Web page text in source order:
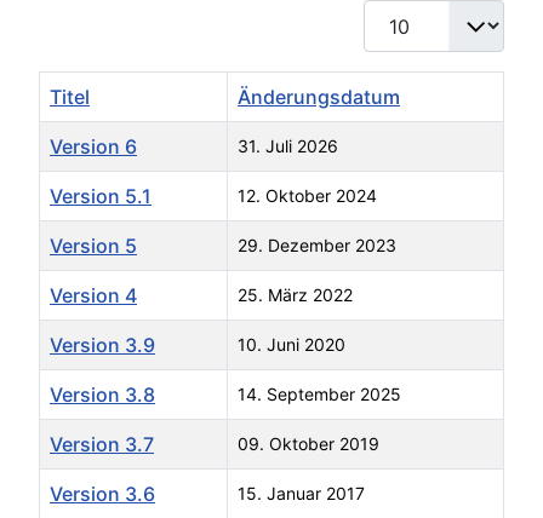
Anzeige #
Titel Änderungsdatum
Version 6 31. Juli 2026
Version 5.1 12. Oktober 2024
Version 5 29. Dezember 2023
Version 4 25. März 2022
Version 3.9 10. Juni 2020
Version 3.8 14. September 2025
Version 3.7 09. Oktober 2019
Version 3.6 15. Januar 2017